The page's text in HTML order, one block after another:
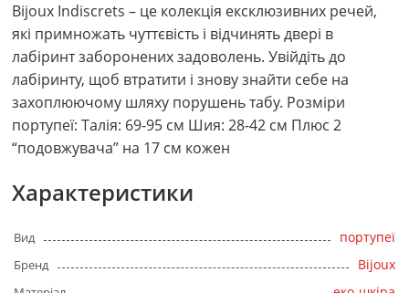
Bijoux Indiscrets – це колекція ексклюзивних речей,
які примножать чуттєвість і відчинять двері в
лабіринт заборонених задоволень. Увійдіть до
лабіринту, щоб втратити і знову знайти себе на
захоплюючому шляху порушень табу. Розміри
портупеї: Талія: 69-95 см Шия: 28-42 см Плюс 2
“подовжувача” на 17 см кожен
Характеристики
Вид портупеї
Бренд Bijoux